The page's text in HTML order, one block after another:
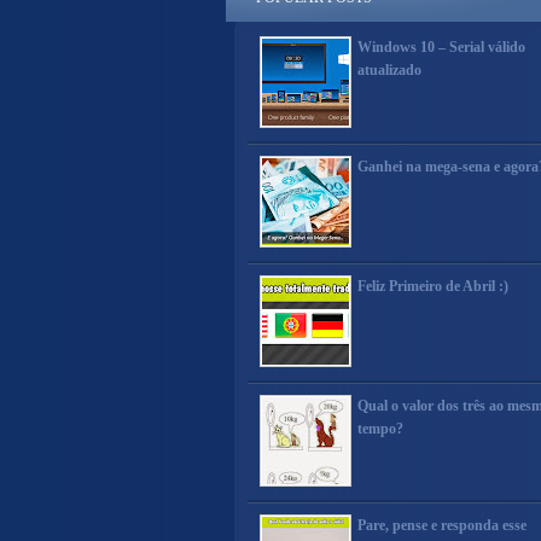
Windows 10 – Serial válido
atualizado
Ganhei na mega-sena e
Feliz Primeiro de Abril :)
Qual o valor dos três ao
tempo?
Pare, pense e responda esse